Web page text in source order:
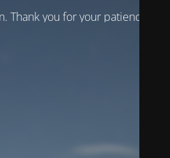
Thank you for your patience!